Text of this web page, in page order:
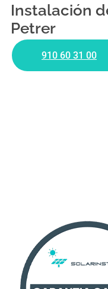
Instalación
Petrer
910 60 31 00